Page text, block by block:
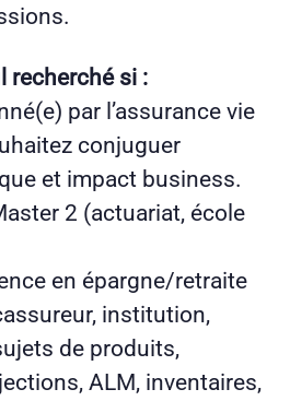
recherché si :
par l’assurance vie
conjuguer
et impact business.
2 (actuariat, école
en épargne/retraite
institution,
de produits,
ALM, inventaires,